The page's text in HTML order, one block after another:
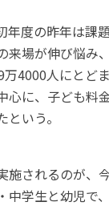
年度の昨年は課
来場が伸び悩み
4000人にとど
心に、子ども料
いう。
施されるのが、
中学生と幼児で